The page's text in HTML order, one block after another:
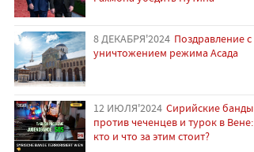
8 ДЕКАБРЯ'2024 Поздравление с
уничтожением режима Асада
12 ИЮЛЯ'2024 Сирийские банды
против чеченцев и турок в Вене:
кто и что за этим стоит?